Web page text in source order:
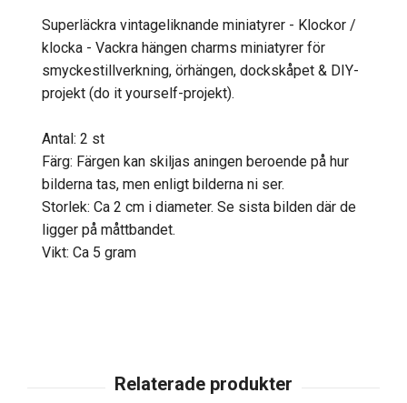
Superläckra vintageliknande miniatyrer - Klockor /
klocka - Vackra hängen charms miniatyrer för
smyckestillverkning, örhängen, dockskåpet & DIY-
projekt (do it yourself-projekt).
Antal: 2 st
Färg: Färgen kan skiljas aningen beroende på hur
bilderna tas, men enligt bilderna ni ser.
Storlek: Ca 2 cm i diameter. Se sista bilden där de
ligger på måttbandet.
Vikt: Ca 5 gram